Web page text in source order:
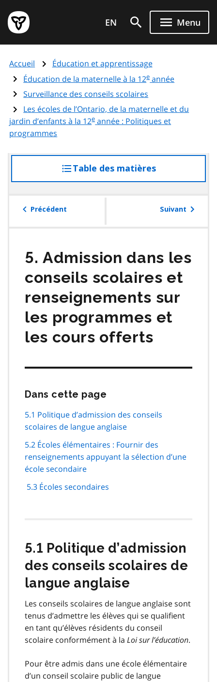
au
contenu
principal
Page
d'accueil
de
l'Ontario
EN Menu
Accueil
Éducation et apprentissage
Éducation de la maternelle à la 12eannée
Surveillance des conseils scolaires
Les écoles de l’Ontario, de la maternelle et du
jardin d’enfants à la 12eannée : Politiques et
programmes
Table des matières
à
table
Précédent Suivant
5. Admission dans les
conseils scolaires et
renseignements sur
les programmes et
les cours offerts
Dans cette page
navigation
de
page
5.1 Politique d’admission des conseils
scolaires de langue anglaise
5.2 Écoles élémentaires : Fournir des
renseignements appuyant la sélection d’une
école secondaire
5.3 Écoles secondaires
5.1 Politique d’admission
des conseils scolaires de
langue anglaise
Les conseils scolaires de langue anglaise sont
tenus d’admettre les élèves qui se qualifient
en tant qu’élèves résidents du conseil
scolaire conformément à la Loi sur l’éducation.
Pour être admis dans une école élémentaire
d’un conseil scolaire public de langue